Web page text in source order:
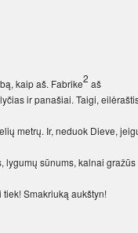
kaip aš. Fabrike2aš
ir panašiai. Taigi,
metrų. Ir, neduok Dieve,
lygumų sūnums, kalnai gražūs
Smakriuką aukštyn!